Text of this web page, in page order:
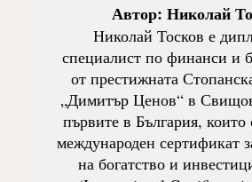
Автор: Николай
Николай Тосков е
специалист по финанси и
от престижната
„Димитър Ценов“ в
първите в България,
международен сертификат
на богатство и